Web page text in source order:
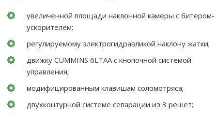
увеличенной площади наклонной камеры с битером-
ускорителем;
регулируемому электрогидравликой наклону жатки;
движку CUMMINS 6LTAA с кнопочной системой
управления;
модифицированным клавишам соломотряса;
двухконтурной системе сепарации из 3 решет;